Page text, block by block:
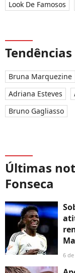
Look De Famosos
Tendências
Bruna Marquezine
Adriana Esteves
Bruno Gagliasso
Últimas
Fonseca
6